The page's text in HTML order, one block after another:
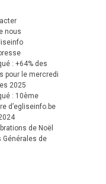
nous
: +64% des
pour le mercredi
2025
: 10ème
d’egliseinfo.be
de Noël
Générales de